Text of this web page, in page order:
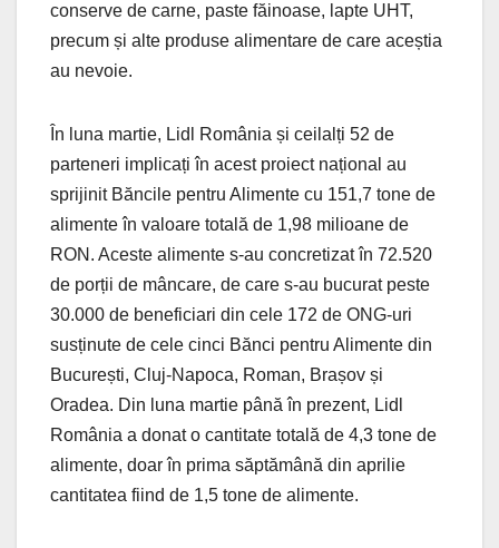
conserve de carne, paste făinoase, lapte UHT,
precum și alte produse alimentare de care aceștia
au nevoie.
În luna martie, Lidl România și ceilalți 52 de
parteneri implicați în acest proiect național au
sprijinit Băncile pentru Alimente cu 151,7 tone de
alimente în valoare totală de 1,98 milioane de
RON. Aceste alimente s-au concretizat în 72.520
de porții de mâncare, de care s-au bucurat peste
30.000 de beneficiari din cele 172 de ONG-uri
susținute de cele cinci Bănci pentru Alimente din
București, Cluj-Napoca, Roman, Brașov și
Oradea. Din luna martie până în prezent, Lidl
România a donat o cantitate totală de 4,3 tone de
alimente, doar în prima săptămână din aprilie
cantitatea fiind de 1,5 tone de alimente.